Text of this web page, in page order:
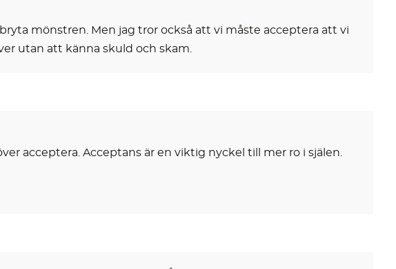
mönstren. Men jag tror också att vi måste acceptera att vi
utan att känna skuld och skam.
acceptera. Acceptans är en viktig nyckel till mer ro i själen.